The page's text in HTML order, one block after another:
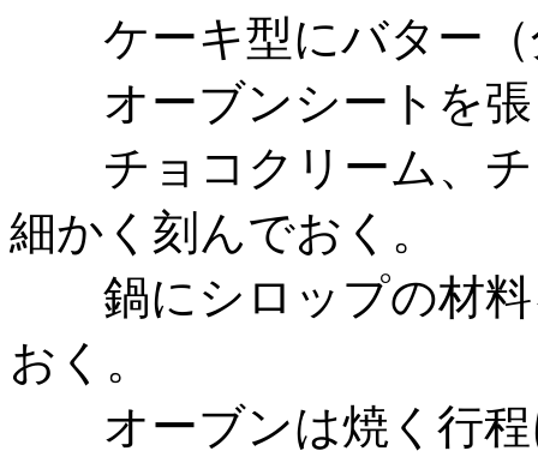
ケーキ型にバター（
オーブンシートを張
チョコクリーム、チ
細かく刻んでおく。
鍋にシロップの材料
おく。
オーブンは焼く行程